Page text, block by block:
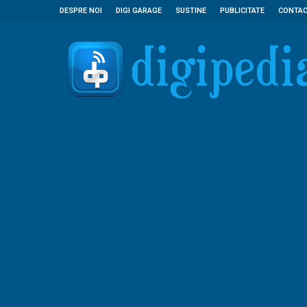
DESPRE NOI DIGI GARAGE SUSTINE PUBLICITATE